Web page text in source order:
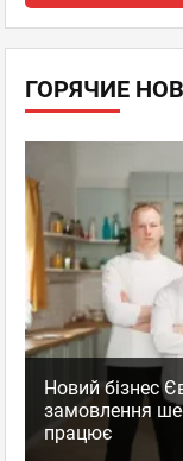
ГОРЯЧИЕ
Новий бізнес
замовлення
працює